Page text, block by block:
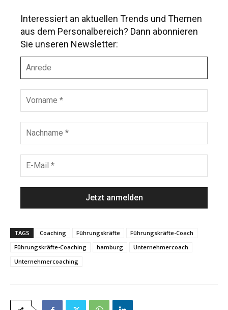
Interessiert an aktuellen Trends und Themen
aus dem Personalbereich? Dann abonnieren
Sie unseren Newsletter:
r
e
e
r
n
m
c
h
a
M
a
l
TAGS Coaching Führungskräfte
Führungskräfte-Coach
Führungskräfte-Coaching
hamburg
Unternehmercoach
Unternehmercoaching